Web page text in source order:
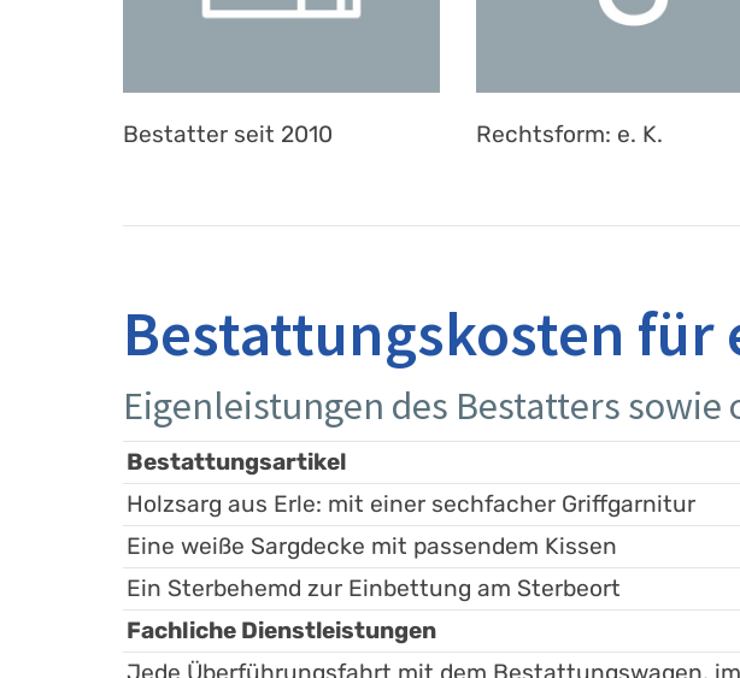
Bestatter seit 2010 Rechtsform: e. K.
Bestattungskosten für
Eigenleistungen des Bestatters
Bestattungsartikel
Holzsarg aus Erle: mit einer sechfacher Griffgarnitur
Eine weiße Sargdecke mit passendem Kissen
Ein Sterbehemd zur Einbettung am Sterbeort
Fachliche Dienstleistungen